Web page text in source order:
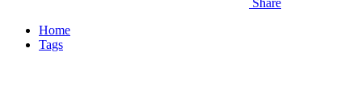
Share
Home
Tags